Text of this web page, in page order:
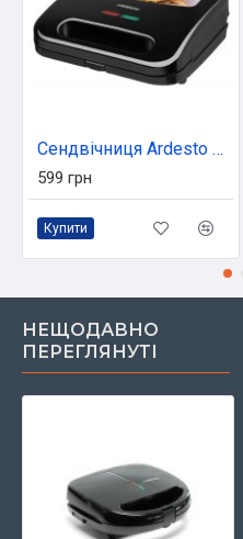
Сендвічниця Ardesto SM-H110BSN
599 грн
Купити
НЕЩОДАВНО
ПЕРЕГЛЯНУТІ